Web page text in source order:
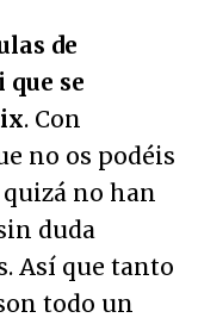
de
se
. Con
no os podéis
no han
duda
Así que tanto
todo un